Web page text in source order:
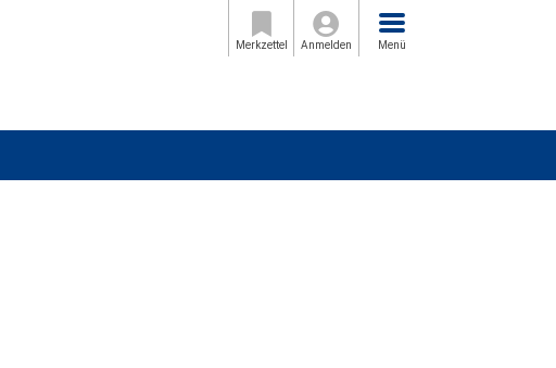
Merkzettel Anmelden
Menü
Menü